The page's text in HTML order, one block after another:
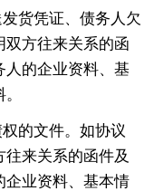
货凭证、债务人欠
双方往来关系的函
人的企业资料、基
的文件。如协议
来关系的函件及
企业资料、基本情